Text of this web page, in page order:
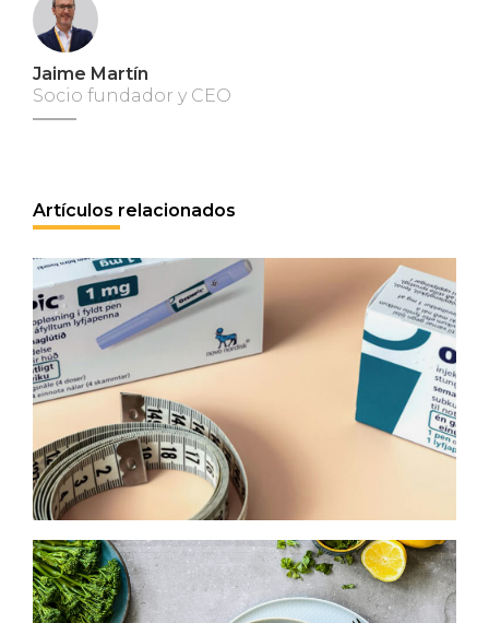
Jaime Martín
Socio fundador y CEO
Artículos relacionados
GLP-1: de fenómeno farmacéutico a
cambio estructural en el consumo
alimentario